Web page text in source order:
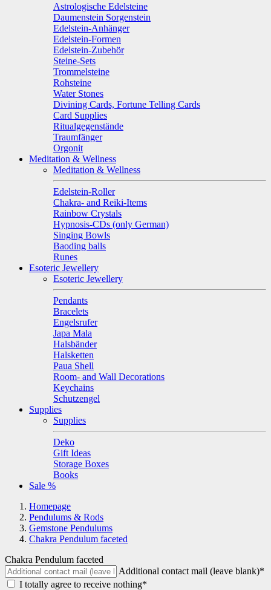
Astrologische Edelsteine
Daumenstein Sorgenstein
Edelstein-Anhänger
Edelstein-Formen
Edelstein-Zubehör
Steine-Sets
Trommelsteine
Rohsteine
Water Stones
Divining Cards, Fortune Telling Cards
Card Supplies
Ritualgegenstände
Traumfänger
Orgonit
Meditation & Wellness
Meditation & Wellness
Edelstein-Roller
Chakra- and Reiki-Items
Rainbow Crystals
Hypnosis-CDs (only German)
Singing Bowls
Baoding balls
Runes
Esoteric Jewellery
Esoteric Jewellery
Pendants
Bracelets
Engelsrufer
Japa Mala
Halsbänder
Halsketten
Paua Shell
Room- and Wall Decorations
Keychains
Schutzengel
Supplies
Supplies
Deko
Gift Ideas
Storage Boxes
Books
Sale %
Homepage
Pendulums & Rods
Gemstone Pendulums
Chakra Pendulum faceted
Chakra Pendulum faceted
Additional contact mail (leave blank)*
I totally agree to receive nothing*